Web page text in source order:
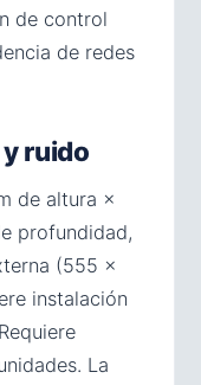
de control
de redes
ruido
de altura ×
profundidad,
(555 ×
instalación
La